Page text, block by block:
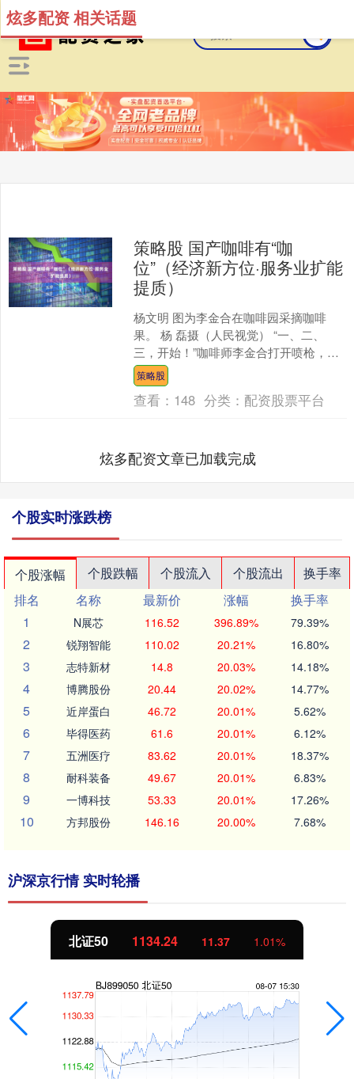
炫多配资 相关话题
策略股 国产咖啡有“咖
位”（经济新方位·服务业扩能
提质）
杨文明 图为李金合在咖啡园采摘咖啡
果。 杨 磊摄（人民视觉） “一、二、
三，开始！”咖啡师李金合打开喷枪，加
热后的虹吸壶里，咖啡逐渐沸腾，游客
举起手机，记录下这....
策略股
查看： 148 分类： 配资股票平台
炫多配资文章已加载完成
个股实时涨跌榜
个股涨幅 个股跌幅 个股流入 个股流出
换手率
排名
名称 最新价 涨幅
换手率
1
N展芯 116.52 396.89% 79.39%
2 锐翔智能 110.02 20.21% 16.80%
3 志特新材 14.8 20.03% 14.18%
4 博腾股份 20.44 20.02% 14.77%
5 近岸蛋白 46.72 20.01% 5.62%
6 毕得医药 61.6 20.01% 6.12%
7 五洲医疗 83.62 20.01% 18.37%
8 耐科装备 49.67 20.01% 6.83%
9 一博科技 53.33 20.01% 17.26%
10 方邦股份 146.16 20.00% 7.68%
沪深京行情 实时轮播
北证50 1134.24 11.37 1.01%